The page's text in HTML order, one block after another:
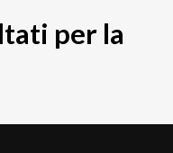
per la